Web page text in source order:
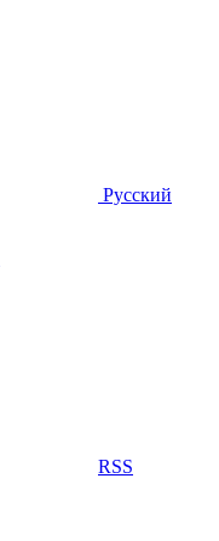
Русский
RSS